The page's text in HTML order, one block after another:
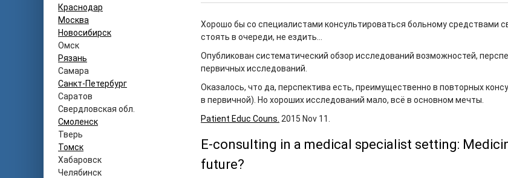
Краснодар
Москва
Новосибирск
Омск
Рязань
Самара
Санкт-Петербург
Саратов
Свердловская обл.
Смоленск
Тверь
Томск
Хабаровск
Челябинск
Хорошо бы со специалистами консультироваться больному средствами
стоять в очереди, не ездить…
Опубликован систематический обзор исследований возможностей,
первичных исследований.
Оказалось, что да, перспектива есть, преимущественно в повторных
в первичной). Но хороших исследований мало, всё в основном мечты.
Patient Educ Couns. 2015 Nov 11.
E-consulting in a medical specialist setting:
future?